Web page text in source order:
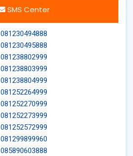
SMS Center
081230494888
081230495888
081238802999
081238803999
081238804999
081252264999
081252270999
081252273999
081252572999
081299899960
085890603888